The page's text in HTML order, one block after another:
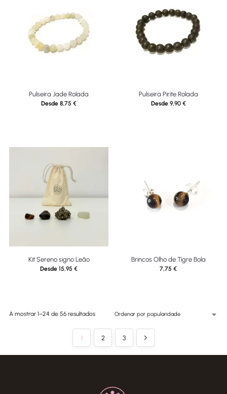
Pulseira Jade Rolada
Desde 8,75 €
Pulseira Pirite Rolada
Desde 9,90 €
Kit Sereno signo Leão
Desde 15,95 €
Brincos Olho de Tigre Bola
7,75 €
A mostrar 1–24 de 56 resultados
1 2 3